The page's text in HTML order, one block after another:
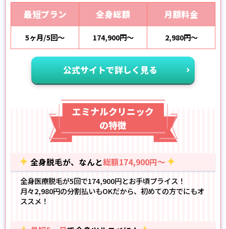
最短プラン 全身総額 月額料金
5ヶ月/5回～ 174,900円～ 2,980円～
公式サイトで詳しく見る
エミナルクリニック
の特徴
全身脱毛が、なんと総額174,900円～
全身医療脱毛が5回で174,900円とお手頃プライス！
月々2,980円の分割払いもOKだから、初めての方でにもオ
ススメ！